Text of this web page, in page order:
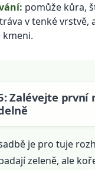
pomůže kůra,
v tenké vrstvě,
Zalévejte první
je pro tuje
zeleně, ale